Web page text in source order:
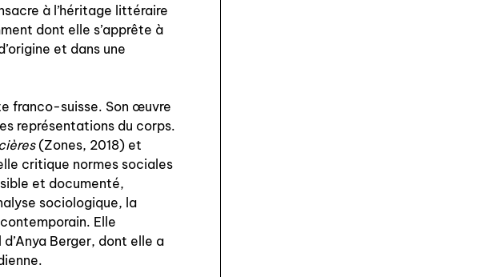
à l’héritage littéraire
dont elle s’apprête à
et dans une
franco-suisse. Son œuvre
représentations du corps.
(Zones, 2018) et
critique normes sociales
et documenté,
sociologique, la
Elle
Berger, dont elle a